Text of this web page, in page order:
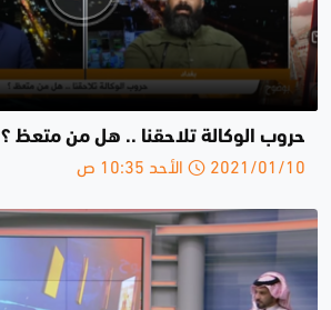
حروب الوكالة تلاحقنا .. هل من متعظ ؟
2021/01/10 الأحد 10:35 ص